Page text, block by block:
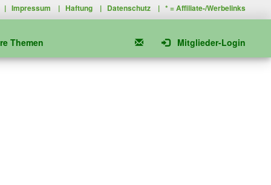
Impressum |Haftung | Datenschutz | * =Affiliate-/Werbelinks
Themen Mitglieder-Login